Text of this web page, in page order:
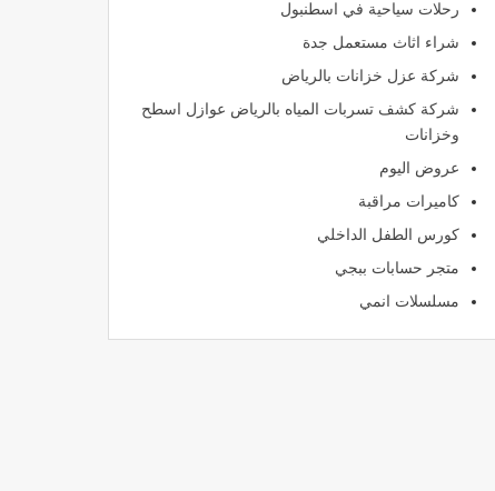
رحلات سياحية في اسطنبول
شراء اثاث مستعمل جدة
شركة عزل خزانات بالرياض
شركة كشف تسربات المياه بالرياض عوازل اسطح
وخزانات
عروض اليوم
كاميرات مراقبة
كورس الطفل الداخلي
متجر حسابات ببجي
مسلسلات انمي